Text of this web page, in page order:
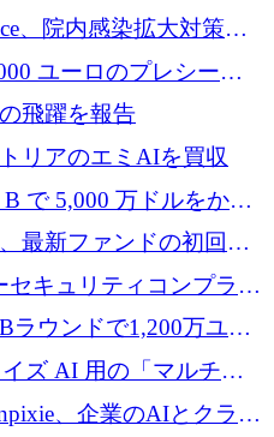
するために 1,740 万ド
、院内感染拡大対策に
ユーロのプレシード
プレッドシートをター
飛躍を報告
リアのエミAIを買収
で 5,000 万ドルをかけ
の法律 AI を構築
最新ファンドの初回ク
キュリティコンプライ
ムのために140万ユーロ
ラウンドで1,200万ユー
ズ AI 用の「マルチプ
ィング システムを構築
、企業のAIとクラウ